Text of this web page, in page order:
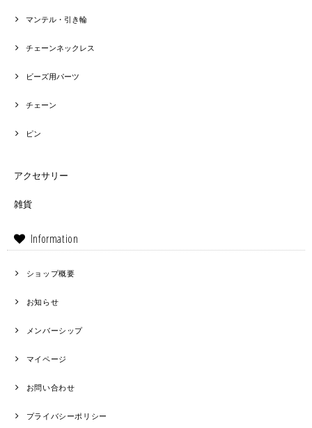
マンテル・引き輪
チェーンネックレス
ビーズ用パーツ
チェーン
ピン
アクセサリー
雑貨
Information
ショップ概要
お知らせ
メンバーシップ
マイページ
お問い合わせ
プライバシーポリシー